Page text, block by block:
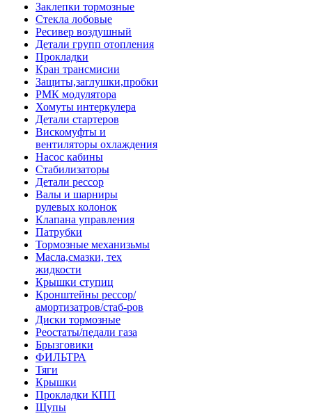
Заклепки тормозные
Стекла лобовые
Ресивер воздушный
Детали групп отопления
Прокладки
Кран трансмисии
Защиты,заглушки,пробки
РМК модулятора
Хомуты интеркулера
Детали стартеров
Вискомуфты и
вентиляторы охлаждения
Насос кабины
Стабилизаторы
Детали рессор
Валы и шарниры
рулевых колонок
Клапана управления
Патрубки
Тормозные механизьмы
Масла,смазки, тех
жидкости
Крышки ступиц
Кронштейны рессор/
амортизатров/стаб-ров
Диски тормозные
Реостаты/педали газа
Брызговики
ФИЛЬТРА
Тяги
Крышки
Прокладки КПП
Щупы